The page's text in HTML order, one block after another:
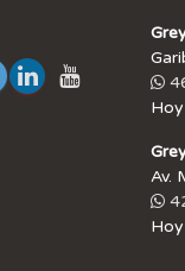
Av.